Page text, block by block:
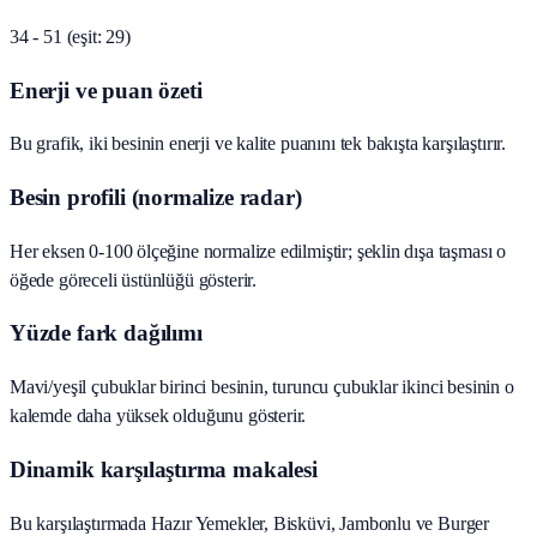
34 - 51 (eşit: 29)
Enerji ve puan özeti
Bu grafik, iki besinin enerji ve kalite puanını tek bakışta karşılaştırır.
Besin profili (normalize radar)
Her eksen 0-100 ölçeğine normalize edilmiştir; şeklin dışa taşması o
öğede göreceli üstünlüğü gösterir.
Yüzde fark dağılımı
Mavi/yeşil çubuklar birinci besinin, turuncu çubuklar ikinci besinin o
kalemde daha yüksek olduğunu gösterir.
Dinamik karşılaştırma makalesi
Bu karşılaştırmada Hazır Yemekler, Bisküvi, Jambonlu ve Burger